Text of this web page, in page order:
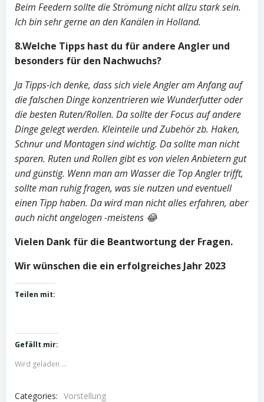
Beim Feedern sollte die Strömung nicht allzu stark sein.
Ich bin sehr gerne an den Kanälen in Holland.
8.Welche Tipps hast du für andere Angler und
besonders für den Nachwuchs?
Ja Tipps-ich denke, dass sich viele Angler am Anfang auf
die falschen Dinge konzentrieren wie Wunderfutter oder
die besten Ruten/Rollen. Da sollte der Focus auf andere
Dinge gelegt werden. Kleinteile und Zubehör zb. Haken,
Schnur und Montagen sind wichtig. Da sollte man nicht
sparen. Ruten und Rollen gibt es von vielen Anbietern gut
und günstig. Wenn man am Wasser die Top Angler trifft,
sollte man ruhig fragen, was sie nutzen und eventuell
einen Tipp haben. Da wird man nicht alles erfahren, aber
auch nicht angelogen -meistens 😂
Vielen Dank für die Beantwortung der Fragen.
Wir wünschen die ein erfolgreiches Jahr 2023
Teilen mit:
Gefällt mir:
Wird geladen …
Categories: Vorstellung